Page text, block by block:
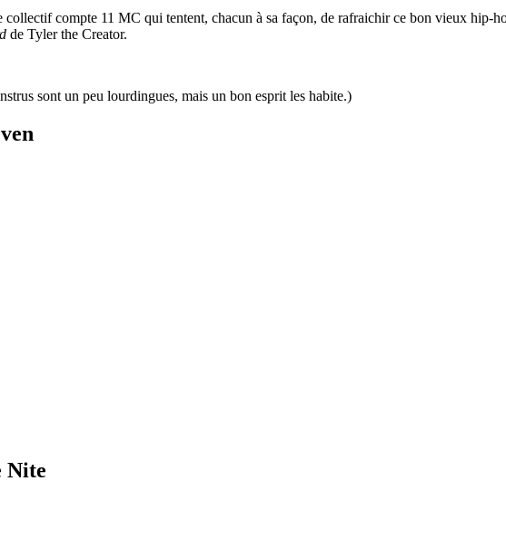
collectif compte 11 MC qui tentent, chacun à sa façon, de rafraichir ce bon vieux hip-
de Tyler the Creator.
sont un peu lourdingues, mais un bon esprit les habite.)
Nite